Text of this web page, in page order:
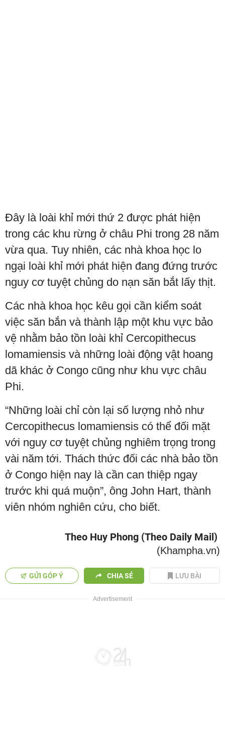
Đây là loài khỉ mới thứ 2 được phát hiện
trong các khu rừng ở châu Phi trong 28 năm
vừa qua. Tuy nhiên, các nhà khoa học lo
ngại loài khỉ mới phát hiện đang đứng trước
nguy cơ tuyệt chủng do nạn săn bắt lấy thịt.
Các nhà khoa học kêu gọi cần kiểm soát
việc săn bắn và thành lập một khu vực bảo
vệ nhằm bảo tồn loài khỉ Cercopithecus
lomamiensis và những loài động vật hoang
dã khác ở Congo cũng như khu vực châu
Phi.
“Những loài chỉ còn lại số lượng nhỏ như
Cercopithecus lomamiensis có thể đối mặt
với nguy cơ tuyệt chủng nghiêm trọng trong
vài năm tới. Thách thức đối các nhà bảo tồn
ở Congo hiện nay là cần can thiệp ngay
trước khi quá muộn”, ông John Hart, thành
viên nhóm nghiên cứu, cho biết.
Theo Huy Phong (Theo Daily Mail)
(Khampha.vn)
GỬI GÓP Ý CHIA SẺ LƯU BÀI